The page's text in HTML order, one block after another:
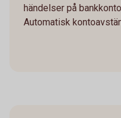
händelser på
Automatisk